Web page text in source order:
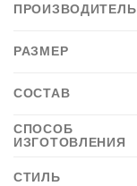
ПРОИЗВОДИТЕЛЬ
РАЗМЕР
СОСТАВ
СПОСОБ
ИЗГОТОВЛЕНИЯ
СТИЛЬ